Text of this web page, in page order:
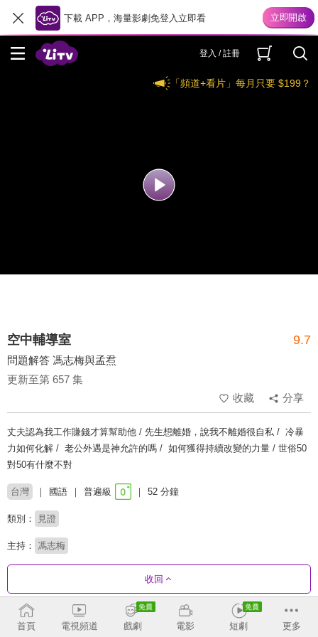
下載 APP，海量影劇免登入立即看
登入 / 註冊
「頻道+看片」每月只要 $199？
空中輔導室 9.7
問題解答 馮志梅與孟焄
更新至第 657 集
收藏
分享
丈夫認為我工作賺錢才算幫助他 / 先生想離婚，說我不離婚很自私 / 冷暴
力如何化解 / 老公外遇是神允許的嗎 / 如何獲得持續改變的力量 / 世俗50
對50有什麼不對
台灣 國語 普遍級 52 分鐘
類別： 見證
主持： 馮志梅
收回
劇集列表 收合
首頁 電視頻道 戲劇 電影 短劇 更多